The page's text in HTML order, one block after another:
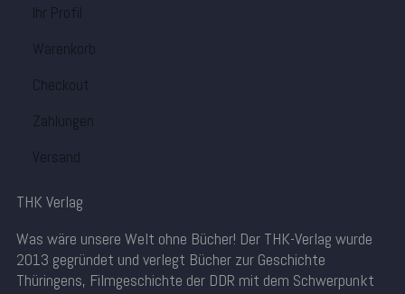
Ihr Profil
Warenkorb
Checkout
Zahlungen
Versand
THK Verlag
Was wäre unsere Welt ohne Bücher! Der THK-Verlag wurde
2013 gegründet und verlegt Bücher zur Geschichte
Thüringens, Filmgeschichte der DDR mit dem Schwerpunkt